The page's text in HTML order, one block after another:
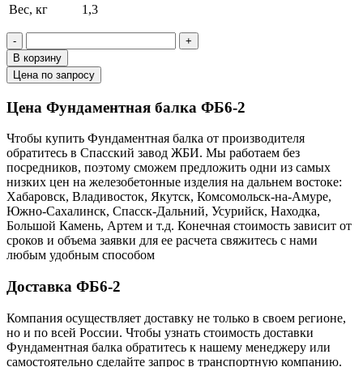
Вес, кг 1,3
-
+
В корзину
Цена по запросу
Цена Фундаментная балка ФБ6-2
Чтобы купить Фундаментная балка от производителя
обратитесь в Cпасский завод ЖБИ. Мы работаем без
посредников, поэтому сможем предложить одни из самых
низких цен на железобетонные изделия на дальнем востоке:
Хабаровск, Владивосток, Якутск, Комсомольск-на-Амуре,
Южно-Сахалинск, Спасск-Дальний, Усурийск, Находка,
Большой Камень, Артем и т.д. Конечная стоимость зависит от
сроков и объема заявки для ее расчета свяжитесь с нами
любым удобным способом
Доставка ФБ6-2
Компания осуществляет доставку не только в своем регионе,
но и по всей России. Чтобы узнать стоимость доставки
Фундаментная балка обратитесь к нашему менеджеру или
самостоятельно сделайте запрос в транспортную компанию.